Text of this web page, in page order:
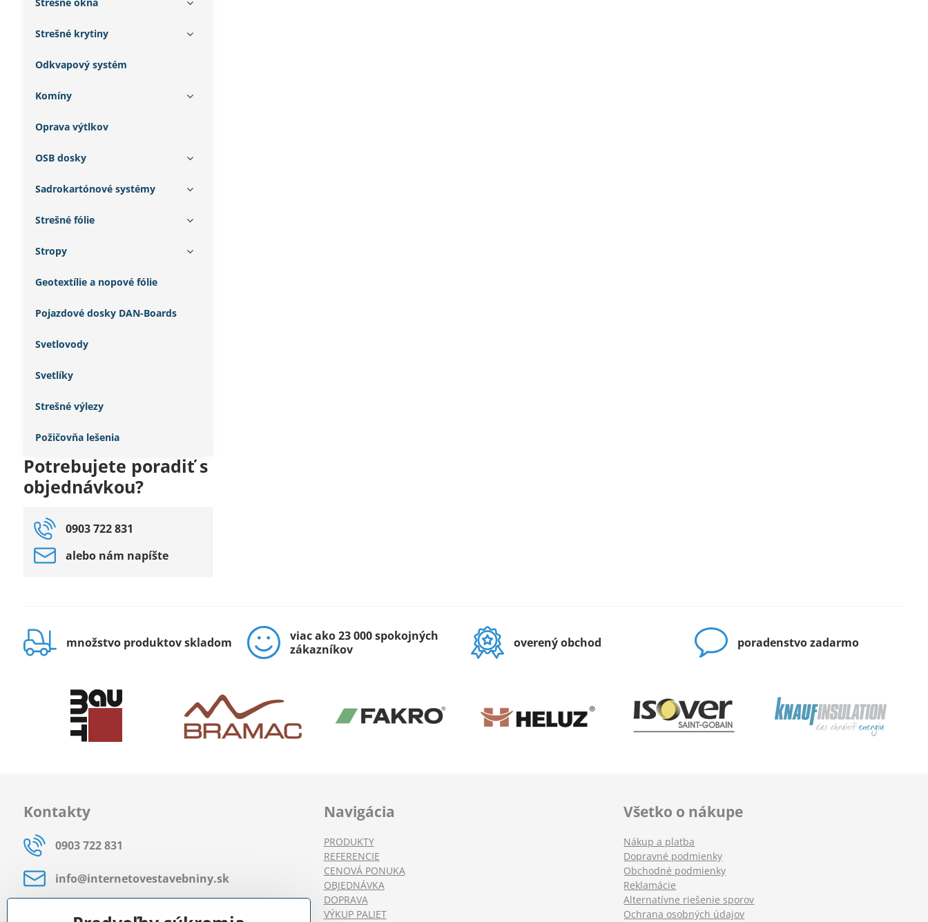
Strešné krytiny
Odkvapový systém
Komíny
Oprava výtlkov
OSB dosky
Sadrokartónové systémy
Strešné fólie
Stropy
Geotextílie a nopové fólie
Pojazdové dosky DAN-Boards
Svetlovody
Svetlíky
Strešné výlezy
Požičovňa lešenia
Potrebujete poradiť s
objednávkou?
0903 722 831
alebo nám napíšte
množstvo produktov skladom
viac ako 23 000 spokojných
zákazníkov
overený obchod poradenstvo zadarmo
Kontakty
0903 722 831
info​@internetovestavebniny​.sk
Navigácia
PRODUKTY
REFERENCIE
CENOVÁ PONUKA
OBJEDNÁVKA
DOPRAVA
VÝKUP PALIET
Všetko o nákupe
Nákup a platba
Dopravné podmienky
Obchodné podmienky
Reklamácie
Alternatívne riešenie sporov
Ochrana osobných údajov